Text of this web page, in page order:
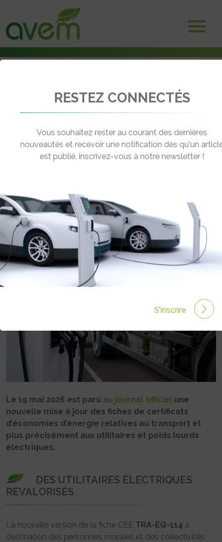
CEE, les utilitaires et les poids lourds revalorisés
← Revenir aux actualités
CEE, LES UTILITAIRES ET LES POIDS
LOURDS REVALORISÉS
Rédigé par Camille LEHOUX le 28 Mai 2026 à 06:39
0
commentaires
Le 19 mai 2026 est paru au journal officiel une
nouvelle mise à jour des fiches de certificats
d’économies d’énergie relatives au transport et
plus précisément aux utilitaires et poids lourds
électriques.
DES UTILITAIRES ÉLECTRIQUES
REVALORISÉS
La nouvelle version de la fiche CEE TRA-EQ-114 à
destination des personnes morales et des collectivités
RESTEZ CONNECTÉS
Vous souhaitez rester au courant des dernières
nouveautés et recevoir une notification dès qu'un
est publié, inscrivez-vous à notre newsletter !
S'inscrire